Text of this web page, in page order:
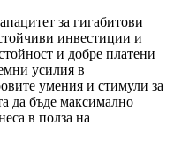
за гигабитови
инвестиции и
и добре платени
усилия в
умения и стимули за
да бъде максимално
в полза на